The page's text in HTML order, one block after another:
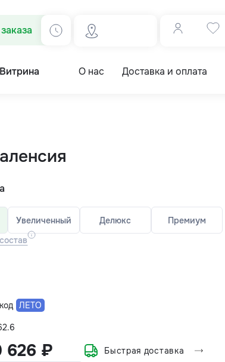
Витрина О нас Доставка и оплата
Увеличенный Делюкс Премиум
ЛЕТО
626 ₽ Быстрая доставка